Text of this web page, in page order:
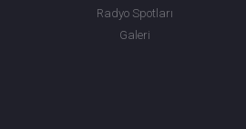
Radyo Spotları
Galeri